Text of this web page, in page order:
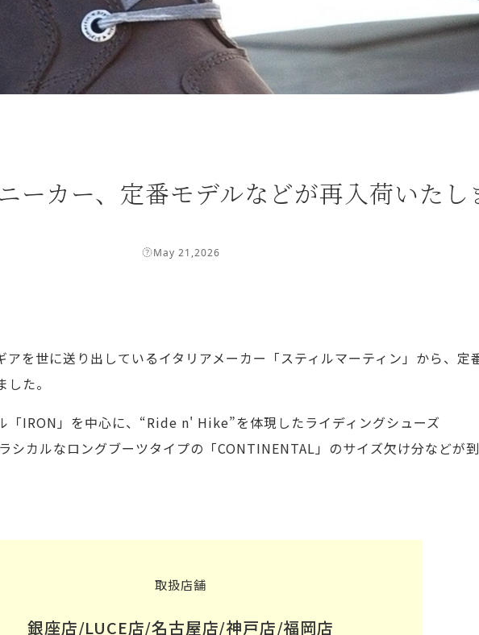
カー、定番モデルなどが再入荷いたし
May 21,2026
アを世に送り出しているイタリアメーカー「スティルマーティン」から、定
た。
「IRON」を中心に、“Ride n' Hike”を体現したライディングシューズ
シカルなロングブーツタイプの「CONTINENTAL」のサイズ欠け分などが
取扱店舗
銀座店/LUCE店/名古屋店/神戸店/福岡店